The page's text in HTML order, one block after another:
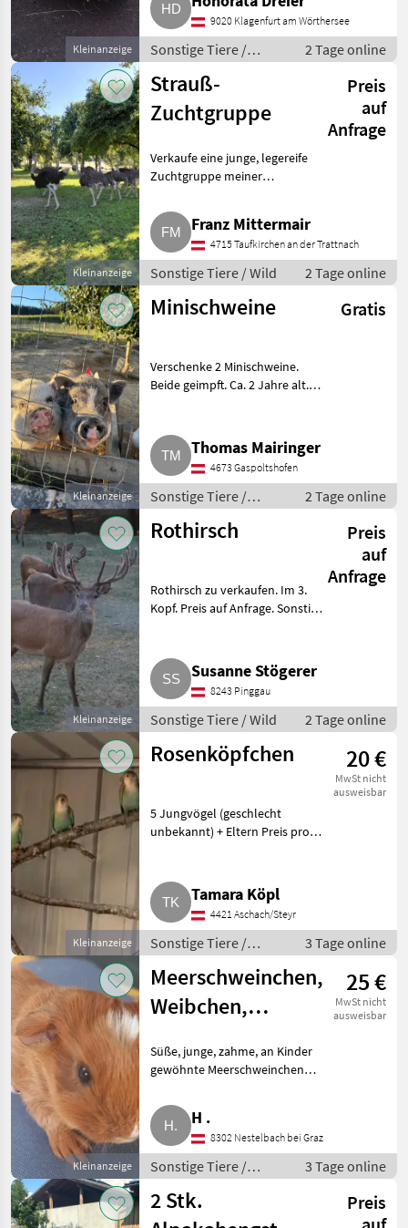
Kleinanzeige
einer Gruppe mit Mama
zusammen, werden aber
9020 Klagenfurt am Wörthersee
Sonstige Tiere /
Kleintiere
2 Tage online
Kleinanzeige
Strauß-
Zuchtgruppe
Preis
auf
Anfrage
Verkaufe eine junge, legereife
Zuchtgruppe meiner
Preis und Infos auf Anfrage.
Sonstige Tiere Wild
Franz Mittermair
4715 Taufkirchen an der Trattnach
Sonstige Tiere / Wild 2 Tage online
Kleinanzeige
Minischweine Gratis
Verschenke 2 Minischweine.
Beide geimpft. Ca. 2 Jahre alt.
Thomas Mairinger
4673 Gaspoltshofen
Sonstige Tiere /
Kleintiere
2 Tage online
Kleinanzeige
Rothirsch
Preis
auf
Anfrage
Rothirsch zu verkaufen. Im 3.
Kopf. Preis auf Anfrage. Sonstige
Susanne Stögerer
8243 Pinggau
Sonstige Tiere / Wild 2 Tage online
Kleinanzeige
Rosenköpfchen 20 €
MwSt nicht
ausweisbar
5 Jungvögel (geschlecht
unbekannt) + Eltern Preis pro
Andere TiereTamara Köpl
4421 Aschach/Steyr
Sonstige Tiere /
Andere Tiere
3 Tage online
Kleinanzeige
Meerschweinchen,
Weibchen,
25 €
MwSt nicht
ausweisbar
Süße, junge, zahme, an Kinder
gewöhnte Meerschweinchen
Weibchen, 30 Euro. Weitere
Infos bei ernstem Interesse
gerne per Mail. Keine
H .
8302 Nestelbach bei Graz
Sonstige Tiere /
Kleintiere
3 Tage online
2 Stk.
Preis